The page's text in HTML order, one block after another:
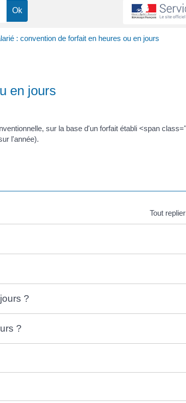
: convention de forfait en heures ou en jours
en jours
sur la base d'un forfait établi <span
l'année).
Tout replier
?
?